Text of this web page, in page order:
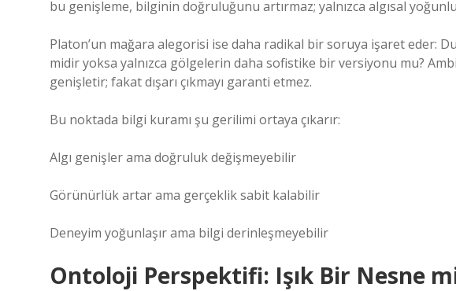
bu genişleme, bilginin doğruluğunu artırmaz; yalnızca algısal
Platon’un mağara alegorisi ise daha radikal bir soruya işaret eder:
midir yoksa yalnızca gölgelerin daha sofistike bir versiyonu mu?
genişletir; fakat dışarı çıkmayı garanti etmez.
Bu noktada bilgi kuramı şu gerilimi ortaya çıkarır:
Algı genişler ama doğruluk değişmeyebilir
Görünürlük artar ama gerçeklik sabit kalabilir
Deneyim yoğunlaşır ama bilgi derinleşmeyebilir
Ontoloji Perspektifi: Işık Bir Nesne